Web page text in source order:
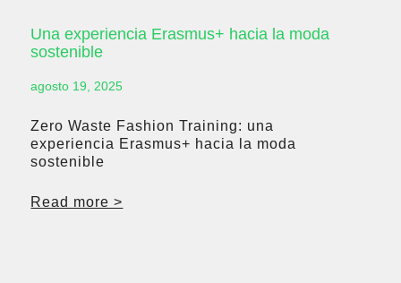
Una experiencia Erasmus+ hacia la moda
sostenible
agosto 19, 2025
Zero Waste Fashion Training: una
experiencia Erasmus+ hacia la moda
sostenible
Read more >